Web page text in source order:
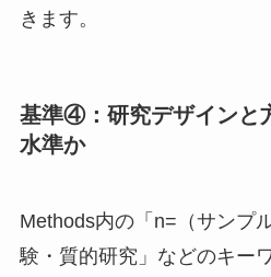
きます。
基準④：研究デザインと
水準か
Methods内の「n=（サンプ
験・質的研究」などのキー